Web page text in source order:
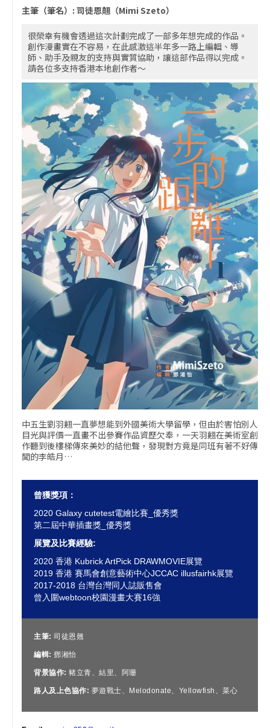
主筆（筆名）: 司徒恩翹（Mimi Szeto）
很榮幸有機會透過這次計劃完成了一部多年想完成的作品。
創作漫畫實在不容易，在此感激這半年多一路上編輯、導
師、助手及親友的支持與實質協助，讓這部作品得以完成。
請各位多支持香港本地創作者～
中五生劉羽翹一直夢想能到外國美術大學留學，但由於害怕別人
目光與評價一直畫不出參賽作品資歷欠奉，一天羽翹在美術室創
作聽到後樓梯傳來美妙的結他聲，發現對方竟是同班有著不好傳
聞的李皓月…
曾獲獎項：
2020 Galaxy cutetest電繪比賽_優秀獎
第二屆中華插畫獎_優秀獎
展覽及比賽經驗:
2020 香港 Kubrick ArtPick DRAWMOVIE展覽
2019 香港 賽馬會創意藝術中心JCCAC illusfairhk展覽
2017-2018 台灣台灣同人誌販售會
曾入圍webtoon校園漫畫大賽16強
主筆: 司徒恩翹
編輯: 鄧湘怡
背景協作: 豬立青、結里、阿珊
路人及上色協作: 夢遊戰士、Melodonate、Yellowfish、菜心